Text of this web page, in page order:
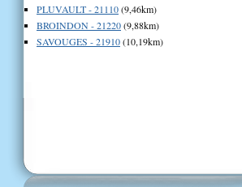
PLUVAULT - 21110(9,46km)
BROINDON - 21220(9,88km)
SAVOUGES - 21910(10,19km)